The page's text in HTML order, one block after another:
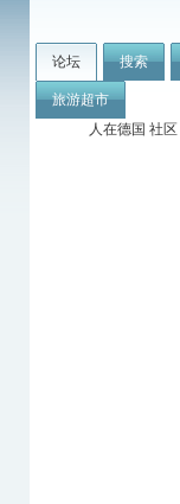
论坛 搜索
旅游超市
人在德国 社区